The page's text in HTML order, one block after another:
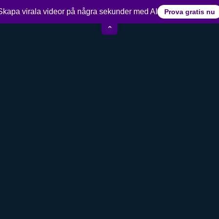
virala videor på några sekunder med AI Prova gratis nu
⌃